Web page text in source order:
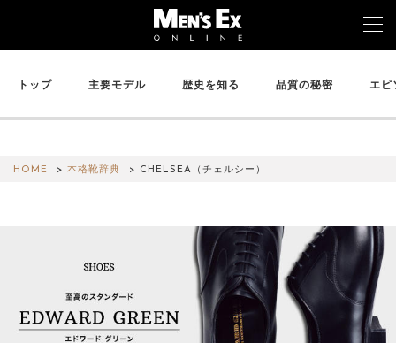
トップ 主要モデル 歴史を知る 品質の秘密 エピ
HOME 本格靴辞典 CHELSEA（チェルシー）
TOP
LIFESTYLE
COLUMN